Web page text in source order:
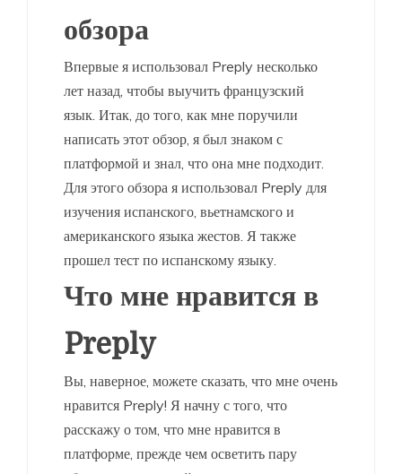
обзора
Впервые я использовал Preply несколько
лет назад, чтобы выучить французский
язык. Итак, до того, как мне поручили
написать этот обзор, я был знаком с
платформой и знал, что она мне подходит.
Для этого обзора я использовал Preply для
изучения испанского, вьетнамского и
американского языка жестов. Я также
прошел тест по испанскому языку.
Что мне нравится в
Preply
Вы, наверное, можете сказать, что мне очень
нравится Preply! Я начну с того, что
расскажу о том, что мне нравится в
платформе, прежде чем осветить пару